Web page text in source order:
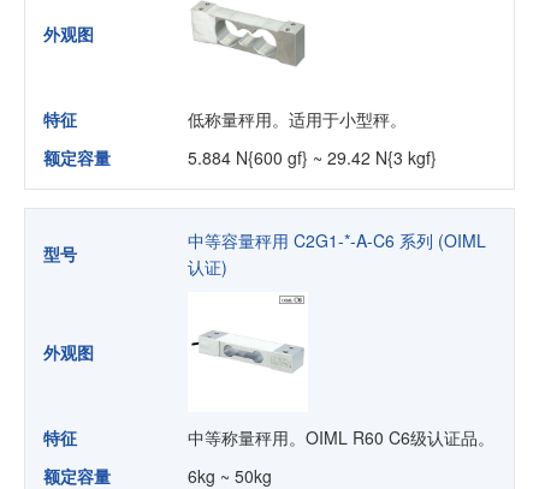
外观图
特征
低称量秤用。适用于小型秤。
额定容量
5.884 N{600 gf} ~ 29.42 N{3 kgf}
型号
中等容量秤用 C2G1-*-A-C6 系列 (OIML
认证)
外观图
特征
中等称量秤用。OIML R60 C6级认证品。
额定容量
6kg ~ 50kg